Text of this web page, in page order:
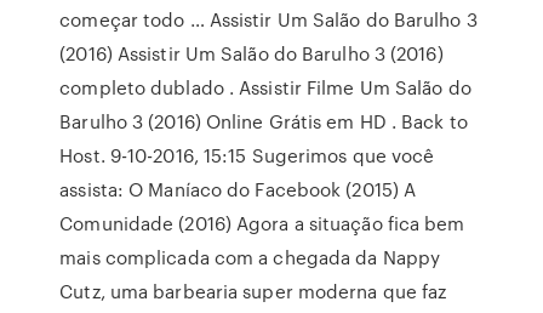
começar todo … Assistir Um Salão do Barulho 3
(2016) Assistir Um Salão do Barulho 3 (2016)
completo dublado . Assistir Filme Um Salão do
Barulho 3 (2016) Online Grátis em HD . Back to
Host. 9-10-2016, 15:15 Sugerimos que você
assista: O Maníaco do Facebook (2015) A
Comunidade (2016) Agora a situação fica bem
mais complicada com a chegada da Nappy
Cutz, uma barbearia super moderna que faz